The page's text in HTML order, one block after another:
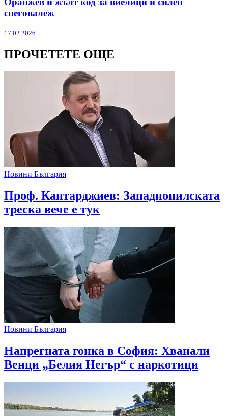
снеговалеж
17.02.2026
ПРОЧЕТЕТЕ ОЩЕ
Новини България
Проф. Кантарджиев: Западнонилската
треска вече е тук
Новини България
Напрегната гонка в София: Хванали
Венци „Белия Негър“ с наркотици